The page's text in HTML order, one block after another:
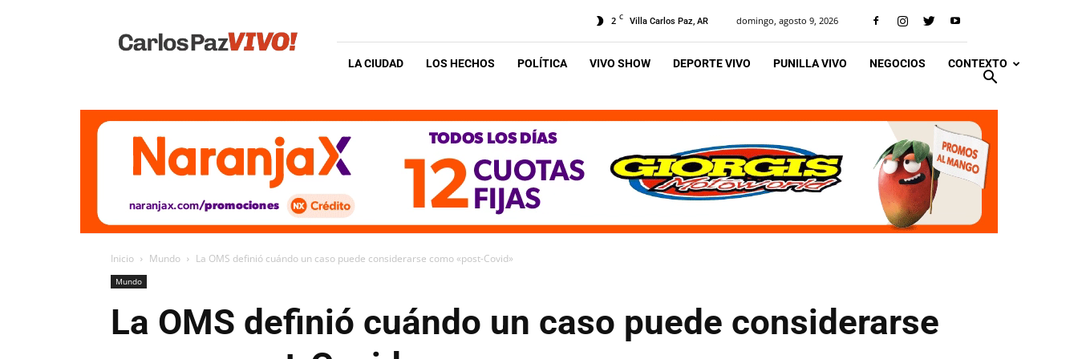
Vivo
2 C Villa Carlos Paz, AR domingo, agosto 9, 2026
LA CIUDAD LOS HECHOS POLÍTICA VIVO SHOW DEPORTE VIVO PUNILLA VIVO NEGOCIOS CONTEXTO
Inicio Mundo La OMS definió cuándo un caso puede considerarse como «post-Covid»
Mundo
La OMS definió cuándo un caso puede considerarse